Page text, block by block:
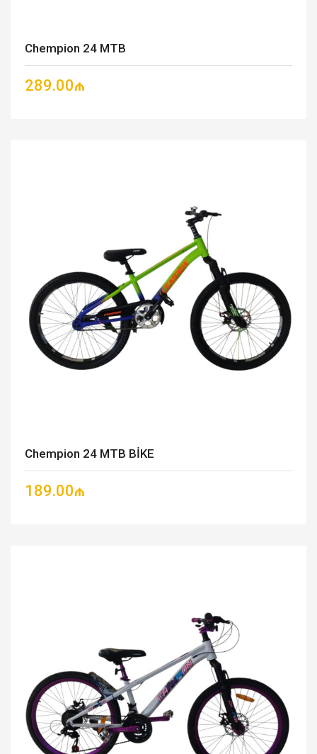
Chempion 24 MTB
289.00₼
Chempion 24 MTB BİKE
189.00₼